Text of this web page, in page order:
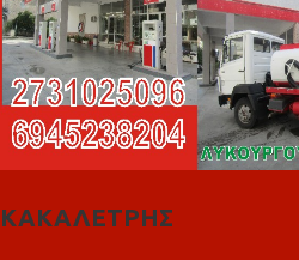
ΚΑΚΑΛΕΤΡΗΣ